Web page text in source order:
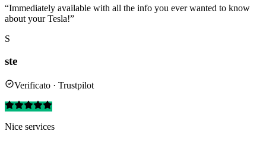
“Immediately available with all the info you ever wanted to know
about your Tesla!”
S
ste
Verificato · Trustpilot
Nice services